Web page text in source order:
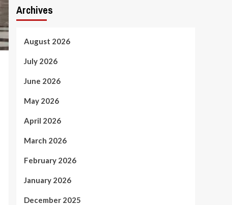
Archives
August 2026
July 2026
June 2026
May 2026
April 2026
March 2026
February 2026
January 2026
December 2025